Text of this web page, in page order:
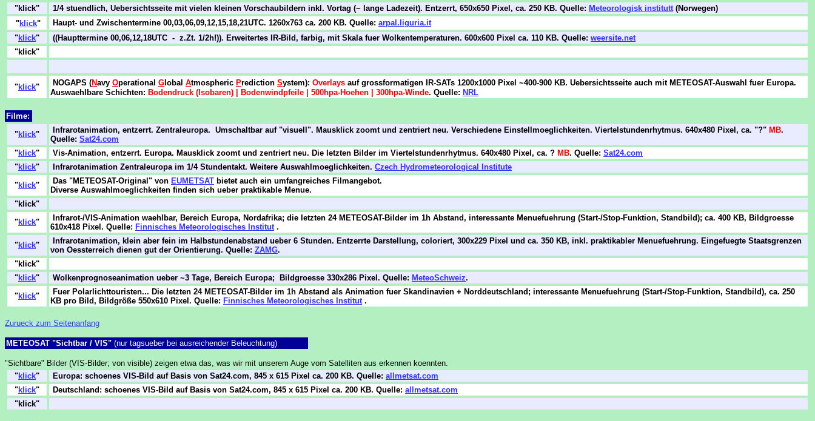
"klick"
1/4 stuendlich, Uebersichtsseite mit vielen kleinen Vorschaubildern inkl. Vortag (~ lange Ladezeit). Entzerrt, 650x650 Pixel, ca. 250 KB. Quelle: Meteorologisk institutt(Norwegen)
"klick" Haupt- und Zwischentermine 00,03,06,09,12,15,18,21UTC. 1260x763 ca. 200 KB. Quelle: arpal.liguria.it
"klick" ((Haupttermine 00,06,12,18UTC - z.Zt. 1/2h!)). Erweitertes IR-Bild, farbig, mit Skala fuer Wolkentemperaturen. 600x600 Pixel ca. 110 KB. Quelle: weersite.net
"klick"
"klick" NOGAPS (Navy Operational G lobal Atmospheric Prediction System): Overlays auf grossformatigen IR-SATs 1200x1000 Pixel ~400-900 KB. Uebersichtsseite auch mit METEOSAT-Auswahl fuer Europa.
Auswaehlbare Schichten: Bodendruck (Isobaren) | Bodenwindpfeile | 500hpa-Hoehen | 300hpa-Winde. Quelle: NRL
Filme:
"klick" Infrarotanimation, entzerrt. Zentraleuropa. Umschaltbar auf "visuell". Mausklick zoomt und zentriert neu. Verschiedene Einstellmoeglichkeiten. Viertelstundenrhytmus. 640x480 Pixel, ca. "?" MB.
Quelle: Sat24.com
"klick" Vis-Animation, entzerrt. Europa. Mausklick zoomt und zentriert neu. Die letzten Bilder im Viertelstundenrhytmus. 640x480 Pixel, ca. ? MB. Quelle: Sat24.com
"klick" Infrarotanimation Zentraleuropa im 1/4 Stundentakt. Weitere Auswahlmoeglichkeiten. Czech Hydrometeorological Institute
"klick" Das "METEOSAT-Original" von EUMETSAT bietet auch ein umfangreiches Filmangebot.
Diverse Auswahlmoeglichkeiten finden sich ueber praktikable Menue.
"klick"
"klick"
Infrarot-/VIS-Animation waehlbar, Bereich Europa, Nordafrika; die letzten 24 METEOSAT-Bilder im 1h Abstand, interessante Menuefuehrung (Start-/Stop-Funktion, Standbild); ca. 400 KB, Bildgroesse
610x418 Pixel. Quelle: Finnisches Meteorologisches Institut.
"klick"
Infrarotanimation, klein aber fein im Halbstundenabstand ueber 6 Stunden. Entzerrte Darstellung, coloriert, 300x229 Pixel und ca. 350 KB, inkl. praktikabler Menuefuehrung. Eingefuegte Staatsgrenzen
von Oessterreich dienen gut der Orientierung. Quelle: ZAMG.
"klick"
"klick" Wolkenprognoseanimation ueber ~3 Tage, Bereich Europa; Bildgroesse 330x286 Pixel. Quelle: MeteoSchweiz.
"klick"
Fuer Polarlichttouristen... Die letzten 24 METEOSAT-Bilder im 1h Abstand als Animation fuer Skandinavien + Norddeutschland; interessante Menuefuehrung (Start-/Stop-Funktion, Standbild), ca. 250
KB pro Bild, Bildgröße 550x610 Pixel. Quelle: Finnisches Meteorologisches Institut.
Zurueck zum Seitenanfang
METEOSAT "Sichtbar / VIS" (nur tagsueber bei ausreichender Beleuchtung)
"Sichtbare" Bilder (VIS-Bilder; von visible) zeigen etwa das, was wir mit unserem Auge vom Satelliten aus erkennen koennten.
"klick" Europa: schoenes VIS-Bild auf Basis von Sat24.com, 845 x 615 Pixel ca. 200 KB. Quelle: allmetsat.com
"klick" Deutschland: schoenes VIS-Bild auf Basis von Sat24.com, 845 x 615 Pixel ca. 200 KB. Quelle: allmetsat.com
"klick"